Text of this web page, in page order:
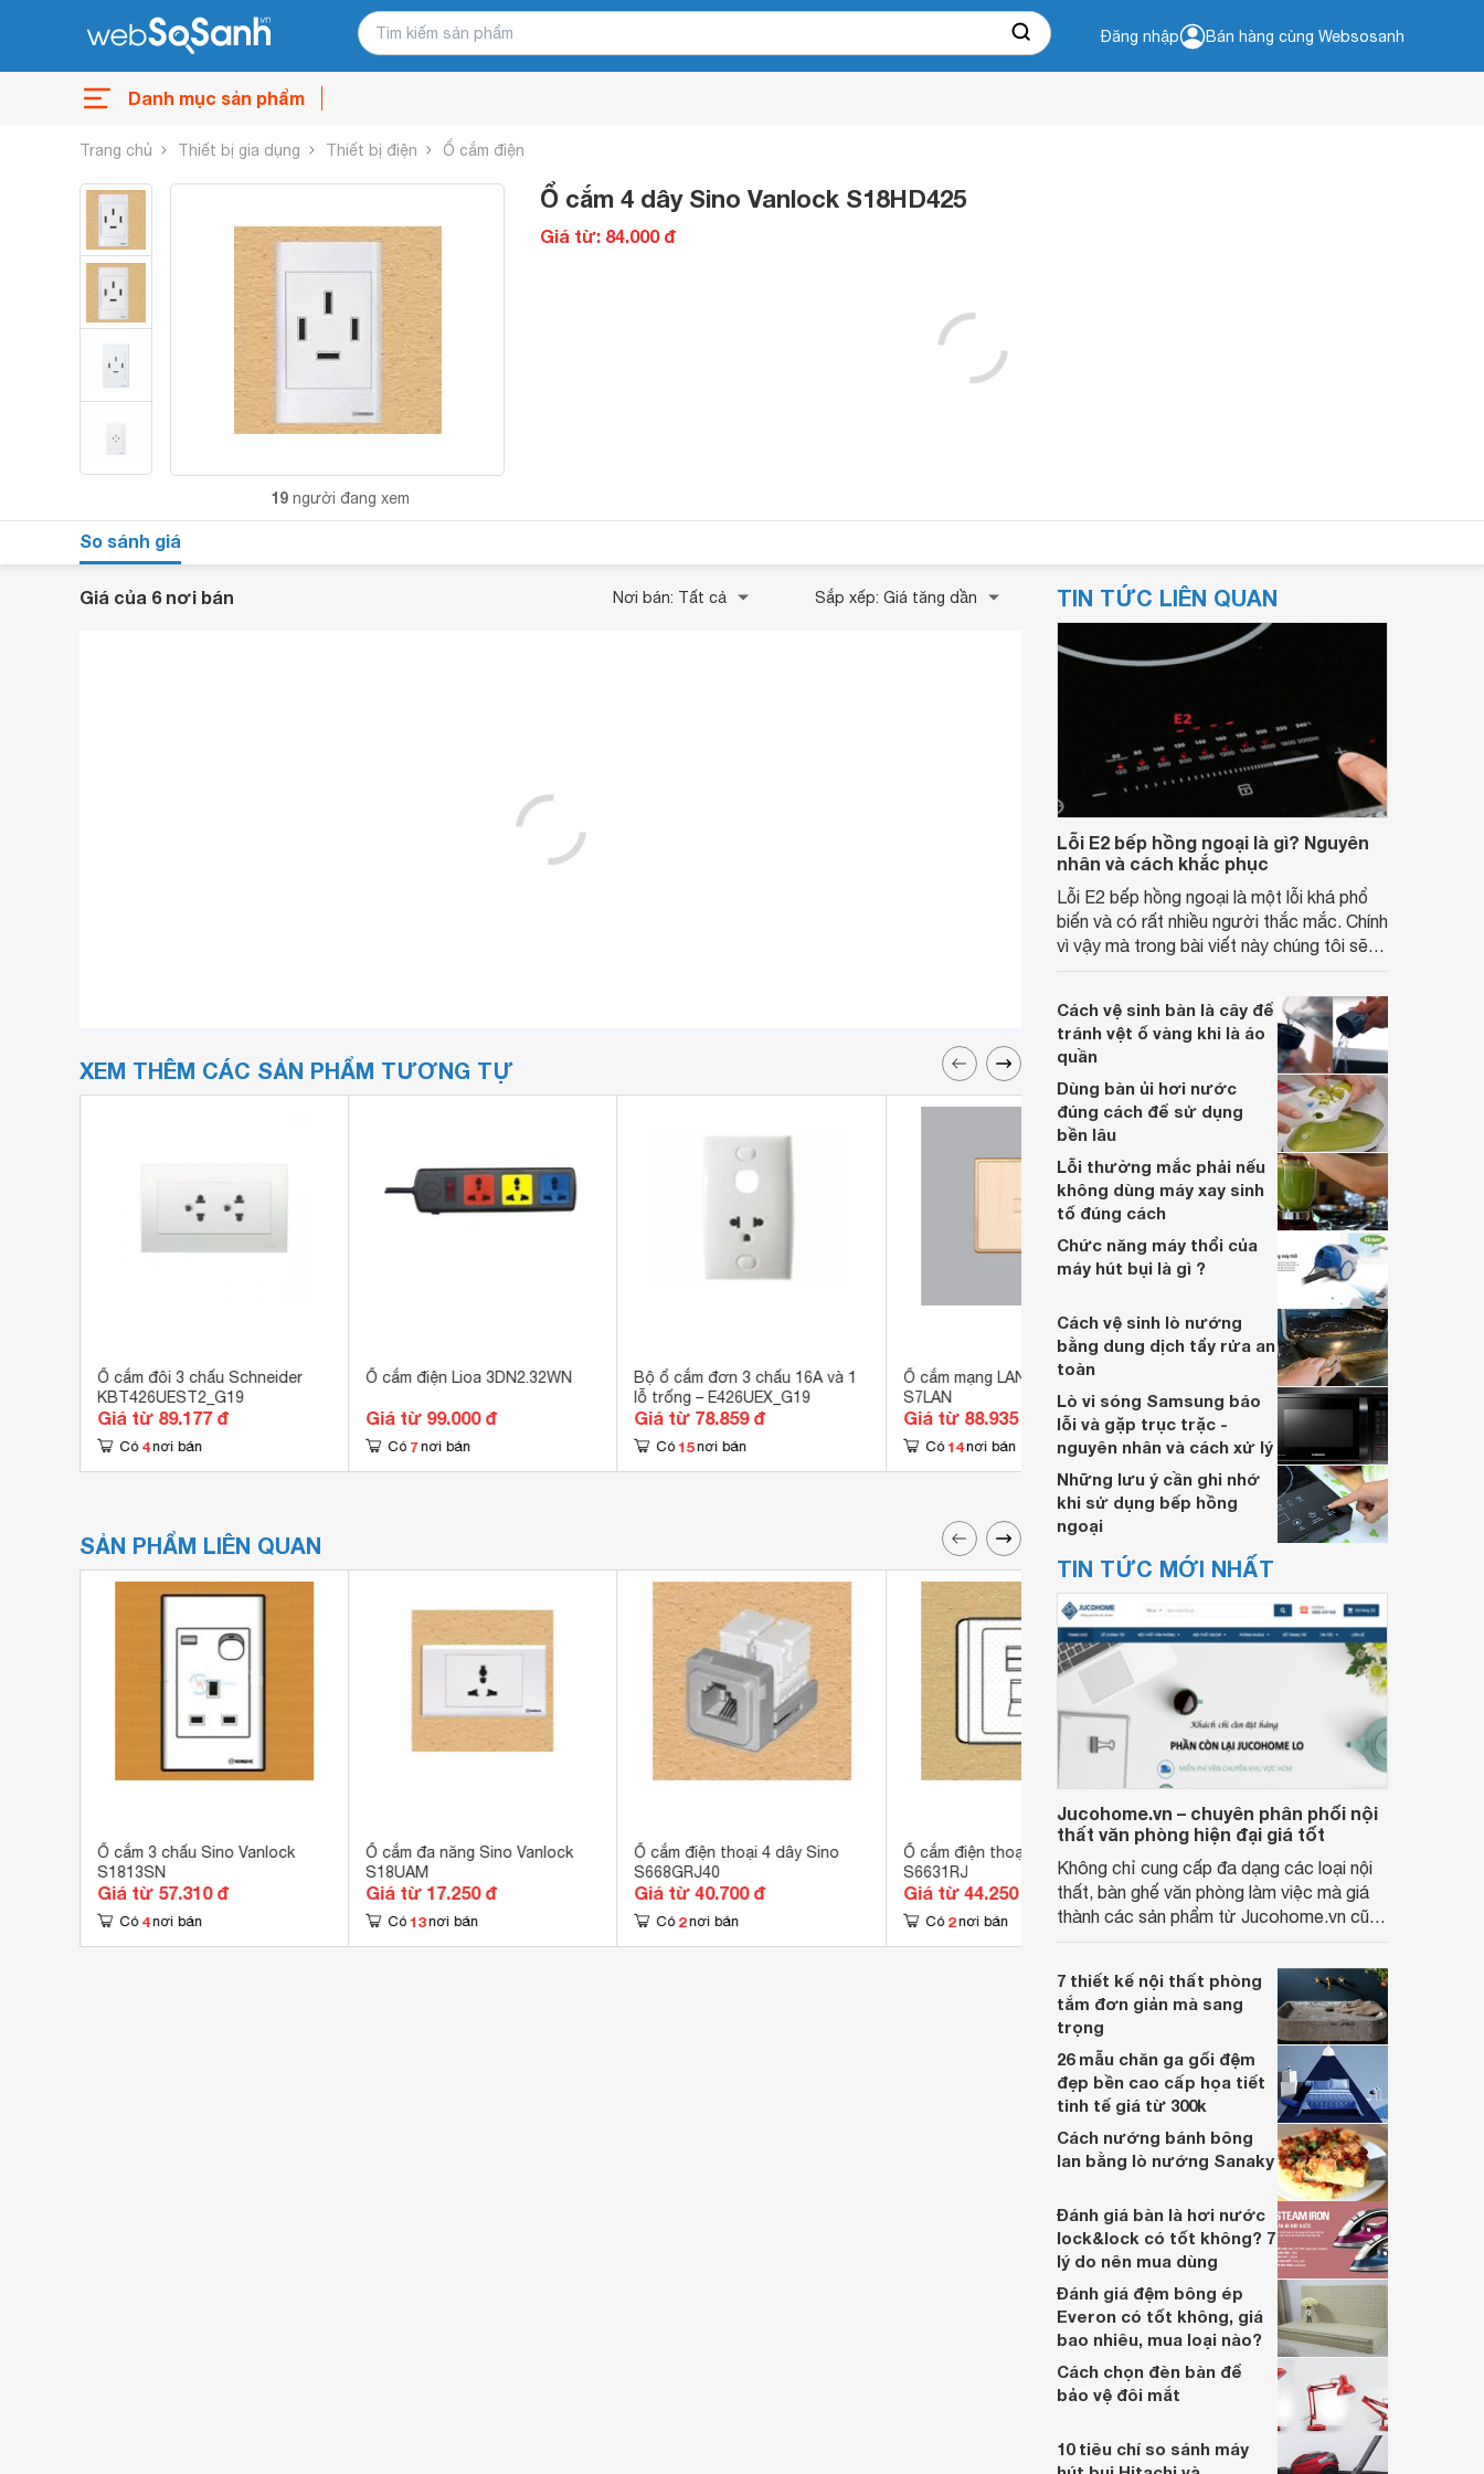
Đăng nhập Bán hàng cùng Websosanh
Danh mục sản phẩm
Trang chủ Thiết bị gia dụng Thiết bị điện Ổ cắm điện
19 người đang xem
Ổ cắm 4 dây Sino Vanlock S18HD425
Giá từ: 84.000 đ
So sánh giá
Giá của 6 nơi bán Nơi bán: Tất cả Sắp xếp: Giá tăng dần
XEM THÊM CÁC SẢN PHẨM TƯƠNG TỰ
Ổ cắm đôi 3 chấu Schneider
KBT426UEST2_G19
Giá từ 89.177 đ
Có 4 nơi bán
Ổ cắm điện Lioa 3DN2.32WN
Giá từ 99.000 đ
Có 7 nơi bán
Bộ ổ cắm đơn 3 chấu 16A và 1
lỗ trống – E426UEX_G19
Giá từ 78.859 đ
Có 15 nơi bán
Ổ cắm mạng LAN đơn MPE
S7LAN
Giá từ 88.935 đ
Có 14 nơi bán
Ổ cắm cố định MPE MPN-113
Giá từ 79.420 đ
Có 20 nơi bán
SẢN PHẨM LIÊN QUAN
Ổ cắm 3 chấu Sino Vanlock
S1813SN
Giá từ 57.310 đ
Có 4 nơi bán
Ổ cắm đa năng Sino Vanlock
S18UAM
Giá từ 17.250 đ
Có 13 nơi bán
Ổ cắm điện thoại 4 dây Sino
S668GRJ40
Giá từ 40.700 đ
Có 2 nơi bán
Ổ cắm điện thoại 4 dây Sino
S6631RJ
Giá từ 44.250 đ
Có 2 nơi bán
S68G31RJ
Giá từ 55.350 đ
Có 4 nơi bán
TIN TỨC LIÊN QUAN
Lỗi E2 bếp hồng ngoại là gì? Nguyên
nhân và cách khắc phục
Lỗi E2 bếp hồng ngoại là một lỗi khá phổ
biến và có rất nhiều người thắc mắc. Chính
vì vậy mà trong bài viết này chúng tôi sẽ
ngoại và cách khắc phục của lỗi này nhé.
Cách vệ sinh bàn là cây để
tránh vệt ố vàng khi là áo
quần
Dùng bàn ủi hơi nước
đúng cách để sử dụng
bền lâu
Lỗi thường mắc phải nếu
không dùng máy xay sinh
tố đúng cách
Chức năng máy thổi của
máy hút bụi là gì ?
Cách vệ sinh lò nướng
bằng dung dịch tẩy rửa an
toàn
Lò vi sóng Samsung báo
lỗi và gặp trục trặc -
nguyên nhân và cách xử lý
Những lưu ý cần ghi nhớ
khi sử dụng bếp hồng
ngoại
TIN TỨC MỚI NHẤT
Jucohome.vn – chuyên phân phối nội
thất văn phòng hiện đại giá tốt
Không chỉ cung cấp đa dạng các loại nội
thất, bàn ghế văn phòng làm việc mà giá
thành các sản phẩm từ Jucohome.vn cũng
7 thiết kế nội thất phòng
tắm đơn giản mà sang
trọng
26 mẫu chăn ga gối đệm
đẹp bền cao cấp họa tiết
tinh tế giá từ 300k
Cách nướng bánh bông
lan bằng lò nướng Sanaky
Đánh giá bàn là hơi nước
lock&lock có tốt không? 7
lý do nên mua dùng
Đánh giá đệm bông ép
Everon có tốt không, giá
bao nhiêu, mua loại nào?
Cách chọn đèn bàn để
bảo vệ đôi mắt
10 tiêu chí so sánh máy